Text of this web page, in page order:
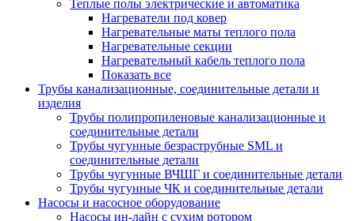
Теплые полы электрические и автоматика
Нагреватели под ковер
Нагревательные маты теплого пола
Нагревательные секции
Нагревательный кабель теплого пола
Показать все
Трубы канализационные, соединительные детали и
изделия
Трубы полипропиленовые канализационные и
соединительные детали
Трубы чугунные безраструбные SML и
соединительные детали
Трубы чугунные ВЧШГ и соединительные детали
Трубы чугунные ЧК и соединительные детали
Насосы и насосное оборудование
Насосы ин-лайн с сухим ротором